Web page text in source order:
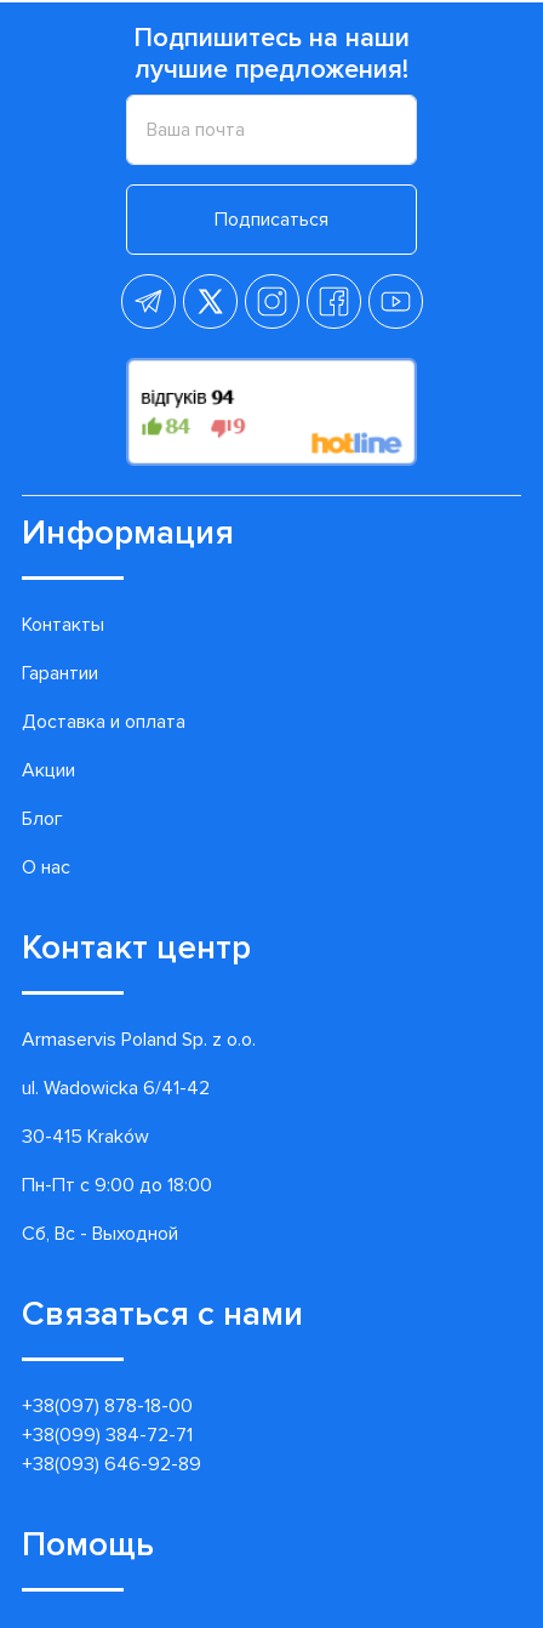
Подпишитесь на наши
лучшие предложения!
Подписаться
Информация
Контакты
Гарантии
Доставка и оплата
Акции
Блог
О нас
Контакт центр
Armaservis Poland Sp. z o.o.
ul. Wadowicka 6/41-42
30-415 Kraków
Пн-Пт с 9:00 до 18:00
Сб, Вс - Выходной
Связаться с нами
+38(097) 878-18-00
+38(099) 384-72-71
+38(093) 646-92-89
Помощь